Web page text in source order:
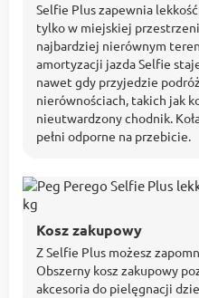
Selfie Plus zapewnia
tylko w miejskiej
najbardziej nierównym
amortyzacji jazda Selfie
nawet gdy przyjedzie
nierównościach, takich jak
nieutwardzony chodnik.
pełni odporne na przebicie.
Kosz zakupowy
Z Selfie Plus możesz
Obszerny kosz zakupowy
akcesoria do pielęgnacji